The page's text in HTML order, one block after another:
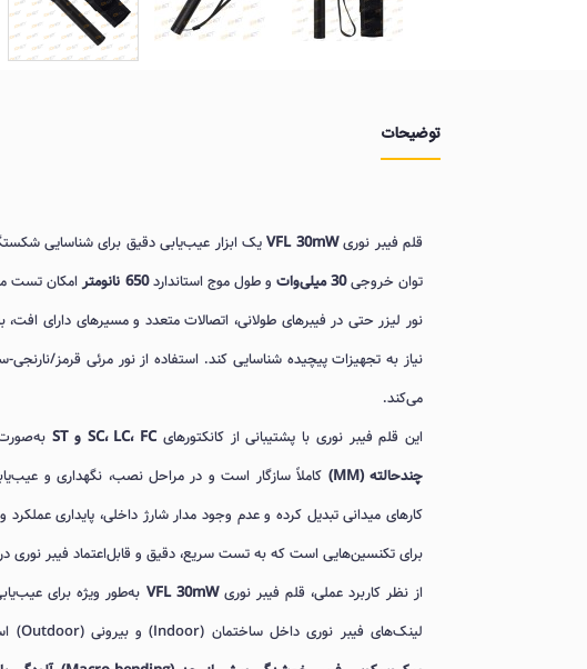
توضیحات
قلم فیبر نوریVFL 30mW
یک ابزار عیب‌یابی دقیق برای شناسایی
توان خروجی30 میلی‌وات و طول موج استاندارد650 نانومتر امکان تست
نور لیزر حتی در فیبرهای طولانی، اتصالات متعدد و مسیرهای دارای
نیاز به تجهیزات پیچیده شناسایی کند. استفاده از نور مرئی قرمز/
می‌کند.
این قلم فیبر نوری با پشتیبانی از کانکتورهایSC، LC، FC و ST
چندحالته (MM)
کاملاً سازگار است و در مراحل نصب، نگهداری و
کارهای میدانی تبدیل کرده و عدم وجود مدار شارژ داخلی، پایداری
برای تکنسین‌هایی است که به تست سریع، دقیق و قابل‌اعتماد فیبر نوری در
از نظر کاربرد عملی، قلم فیبر نوریVFL 30mW
لینک‌های فیبر نوری داخل ساختمان (Indoor) و بیرونی (Outdoor) استفاده می‌شود. این ابزار امکان تشخیص دقیق مشکلاتی مانند